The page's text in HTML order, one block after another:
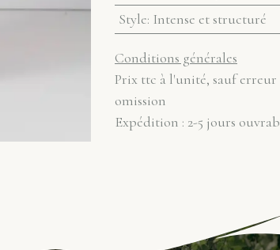
Style: Intense et structuré
Conditions générales
Prix ttc à l'unité, sauf erreur
omission
Expédition : 2-5 jours